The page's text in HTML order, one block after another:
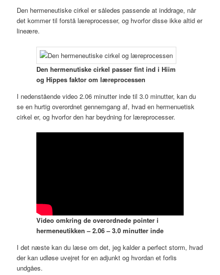
Den hermeneutiske cirkel er således passende at inddrage, når
det kommer til forstå læreprocesser, og hvorfor disse ikke altid er
lineære.
Den hermenutiske cirkel passer fint ind i Hiim
og Hippes faktor om læreprocessen
I nedenstående video 2.06 minutter inde til 3.0 minutter, kan du
se en hurtig overordnet gennemgang af, hvad en hermenuetisk
cirkel er, og hvorfor den har beydning for læreprocesser.
Video omkring de overordnede pointer i
hermeneutikken – 2.06 – 3.0 minutter inde
I det næste kan du læse om det, jeg kalder a perfect storm, hvad
der kan udløse uvejret for en adjunkt og hvordan et forlis
undgåes.